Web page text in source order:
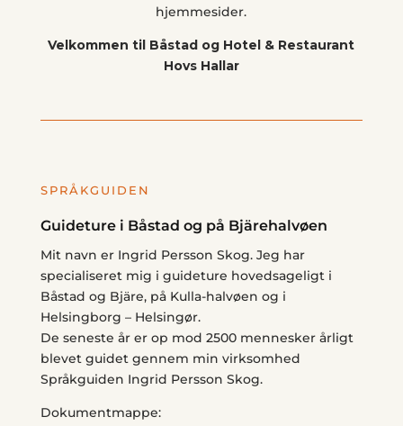
hjemmesider.
Velkommen til Båstad og Hotel & Restaurant
Hovs Hallar
SPRÅKGUIDEN
Guideture i Båstad og på Bjärehalvøen
Mit navn er Ingrid Persson Skog. Jeg har
specialiseret mig i guideture hovedsageligt i
Båstad og Bjäre, på Kulla-halvøen og i
Helsingborg – Helsingør.
De seneste år er op mod 2500 mennesker årligt
blevet guidet gennem min virksomhed
Språkguiden Ingrid Persson Skog.
Dokumentmappe: